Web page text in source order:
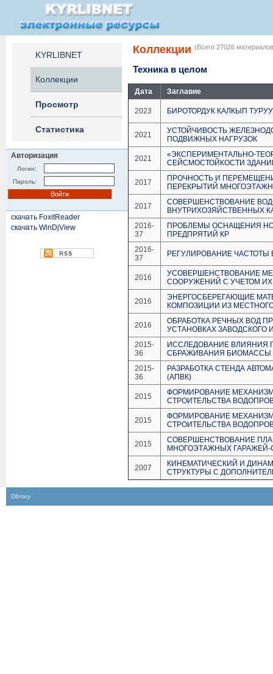
KYRLIBNET
Коллекции
Просмотр
Статистика
Авторизация
Логин:
Пароль:
скачать FoxitReader
скачать WinDjView
Коллекции (Всего 27026
Техника в целом
Дата Заглавие
2023 БИРОТОРДУК КАЛКЫП
2021
УСТОЙЧИВОСТЬ
ПОДВИЖНЫХ НАГРУЗОК
2021
«ЭКСПЕРИМЕНТАЛЬНО-
СЕЙСМОСТОЙКОСТИ
2017
ПРОЧНОСТЬ И
ПЕРЕКРЫТИЙ
2017
СОВЕРШЕНСТВОВАНИЕ
ВНУТРИХОЗЯЙСТВЕННЫХ
2016-
37
ПРОБЛЕМЫ ОСНАЩЕНИЯ
ПРЕДПРЯТИЙ КР
2016-
37
РЕГУЛИРОВАНИЕ
2016
УСОВЕРШЕНСТВОВАНИЕ
СООРУЖЕНИЙ С УЧЕТОМ
2016
ЭНЕРГОСБЕРЕГАЮЩИЕ
КОМПОЗИЦИИ ИЗ
2016
ОБРАБОТКА РЕЧНЫХ ВОД
УСТАНОВКАХ ЗАВОДСКОГО
2015-
36
ИССЛЕДОВАНИЕ ВЛИЯНИЯ
СБРАЖИВАНИЯ БИОМАССЫ
2015-
36
РАЗРАБОТКА СТЕНДА
(АПВК)
2015
ФОРМИРОВАНИЕ
СТРОИТЕЛЬСТВА
2015
ФОРМИРОВАНИЕ
СТРОИТЕЛЬСТВА
2015
СОВЕРШЕНСТВОВАНИЕ
МНОГОЭТАЖНЫХ ГАРАЖЕЙ-
2007
КИНЕМАТИЧЕСКИЙ И
СТРУКТУРЫ С
Dibrary